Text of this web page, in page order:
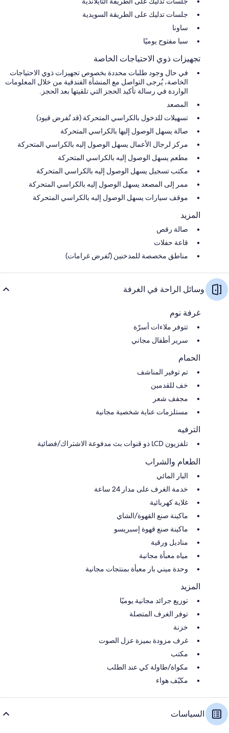
جلسات تدليك على الطريقة السويدية
ساونا
سبا مفتوح يوميًا
تجهيزات ذوي الاحتياجات الخاصة
في حال وجود طلبات محددة بخصوص تجهيزات ذوي الاحتياجات
الخاصة، يُرجى التواصل مع المنشأة الفندقية من خلال المعلومات
الواردة في رسالة تأكيد الحجز التي تلقيتها بعد الحجز.
المصعد
تسهيلات للدخول بالكراسي المتحركة (قد تُفرض قيود)
صالة يسهل الوصول إليها بالكراسي المتحركة
مركز لرجال الأعمال يسهل الوصول إليه بالكراسي المتحركة
مطعم يسهل الوصول إليه بالكراسي المتحركة
مكتب تسجيل يسهل الوصول إليه بالكراسي المتحركة
ممر إلى المصعد يسهل الوصول إليه بالكراسي المتحركة
موقف سيارات يسهل الوصول إليه بالكراسي المتحركة
المزيد
صالة رقص
قاعة حفلات
مناطق مخصصة للمدخنين (تُفرض غرامات)
وسائل الراحة في الغرفة
غرفة نوم
تتوفر ملاءات أسرّة
سرير أطفال مجاني
الحمام
تم توفير المناشف
خف للقدمين
مجفف شعر
مستلزمات عناية شخصية مجانية
الترفيه
تلفزيون LCD ذو قنوات بث مدفوعة الاشتراك/فضائية
الطعام والشراب
البار المائي
خدمة الغرف على مدار 24 ساعة
غلاية كهربائية
ماكينة صنع القهوة/الشاي
ماكينة صنع قهوة إسبريسو
مناديل ورقية
مياه معبأة مجانية
وحدة ميني بار معبأة بمنتجات مجانية
المزيد
توزيع جرائد مجانية يوميًا
توفر الغرف المتصلة
خزنة
غرف مزودة بميزة عزل الصوت
مكتب
مكواة/طاولة كي عند الطلب
مكيّف هواء
السياسات